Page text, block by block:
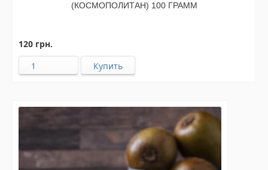
(КОСМОПОЛИТАН) 100 ГРАММ
120 грн.